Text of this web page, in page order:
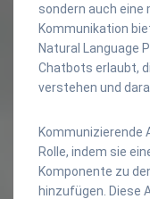
sondern auch
Kommunikation
Natural Language
Chatbots erlaubt,
verstehen und
Kommunizierende
Rolle, indem sie
Komponente zu
hinzufügen. Diese